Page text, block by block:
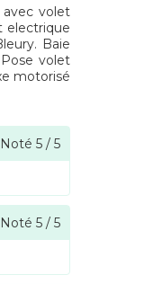
volet
electrique
Baie
volet
motorisé
Noté 5 / 5
Noté 5 / 5